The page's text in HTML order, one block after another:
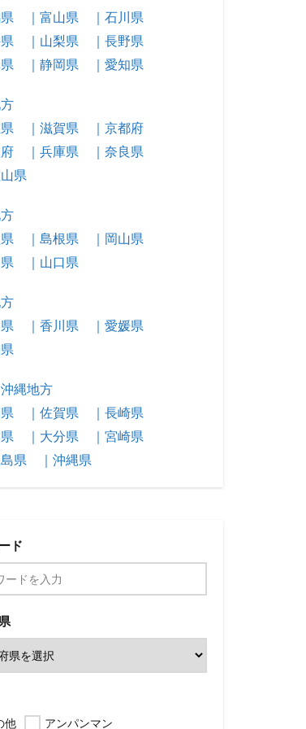
｜富山県
｜石川県
｜山梨県
｜長野県
｜静岡県 ｜愛知県
｜滋賀県
｜京都府
｜兵庫県
｜奈良県
県
｜島根県
｜岡山県
｜山口県
｜香川県
｜愛媛県
縄地方
｜佐賀県
｜長崎県
｜大分県
｜宮崎県
県
｜沖縄県
ド
他 アンパンマン